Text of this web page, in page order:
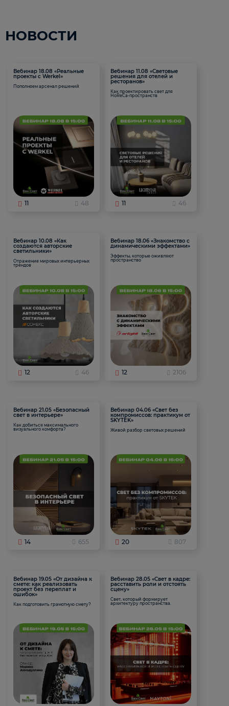
НОВОСТИ
Вебинар 18.08 «Реальные
проекты с Werkel»
Пополняем арсенал решений
11 48
Вебинар 11.08 «Световые
решения для отелей и
ресторанов»
Как проектировать свет для
HoReCa-пространств
11 46
Вебинар 10.08 «Как
создаются авторские
светильники»
Отражение мировых интерьерных
трендов
12 46
Вебинар 18.06 «Знакомство с
динамическими эффектами»
Эффекты, которые оживляют
пространство
12 2106
Вебинар 21.05 «Безопасный
свет в интерьере»
Как добиться максимального
визуального комфорта?
14 655
Вебинар 04.06 «Свет без
компромиссов: практикум от
SKYTEK»
Живой разбор световых решений
20 807
Вебинар 19.05 «От дизайна к
смете: как реализовать
проект без переплат и
ошибок»
Как подготовить грамотную смету?
Вебинар 28.05 «Свет в кадре:
расставить роли и отстоять
сцену»
Свет, который формирует
архитектуру пространства.